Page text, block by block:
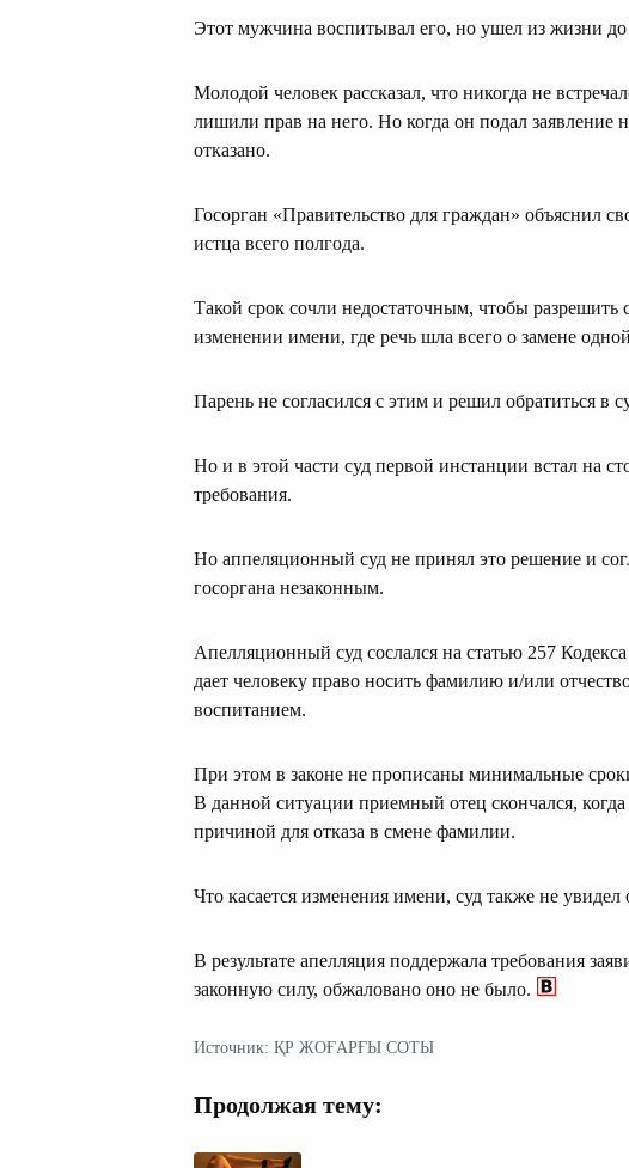
Этот мужчина воспитывал его, но ушел из жизни до
Молодой человек рассказал, что никогда не
лишили прав на него. Но когда он подал
отказано.
Госорган «Правительство для граждан» объяснил
истца всего полгода.
Такой срок сочли недостаточным, чтобы
изменении имени, где речь шла всего о замене
Парень не согласился с этим и решил обратиться в
Но и в этой части суд первой инстанции встал на
требования.
Но аппеляционный суд не принял это решение и
госоргана незаконным.
Апелляционный суд сослался на статью 257
дает человеку право носить фамилию и/или
воспитанием.
При этом в законе не прописаны минимальные
В данной ситуации приемный отец скончался,
причиной для отказа в смене фамилии.
Что касается изменения имени, суд также не
В результате апелляция поддержала требования
законную силу, обжаловано оно не было.
Источник: ҚР ЖОҒАРҒЫ СОТЫ
Продолжая тему: